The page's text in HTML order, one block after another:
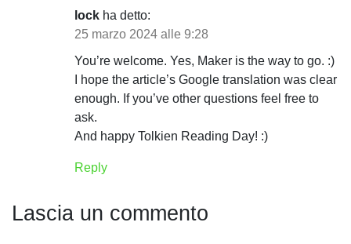
lock ha detto:
25 marzo 2024 alle 9:28
You’re welcome. Yes, Maker is the way to go. :)
I hope the article’s Google translation was clear
enough. If you’ve other questions feel free to
ask.
And happy Tolkien Reading Day! :)
Reply
Lascia un commento